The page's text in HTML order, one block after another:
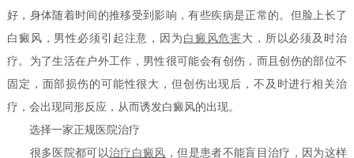
好，身体随着时间的推移受到影响，有些疾病是正常的。但脸上长了
白癜风，男性必须引起注意，因为 白癜风危害大，所以必须及时治
疗。为了生活在户外工作，男性很可能会有创伤，而且创伤的部位不
固定，面部损伤的可能性很大，但创伤出现后，不及时进行相关治
疗，会出现同形反应，从而诱发白癜风的出现。
选择一家正规医院治疗
很多医院都可以治疗白癜风 ，但是患者不能盲目治疗，因为这样